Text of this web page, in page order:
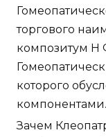
торгового
композитум Н
которого
компонентами.
Зачем